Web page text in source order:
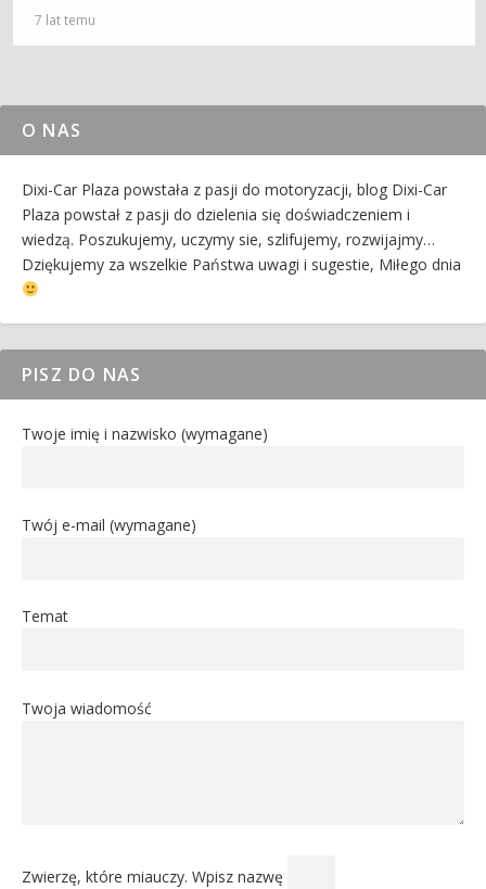
7 lat temu
O NAS
Dixi-Car Plaza powstała z pasji do motoryzacji, blog Dixi-Car
Plaza powstał z pasji do dzielenia się doświadczeniem i
wiedzą. Poszukujemy, uczymy sie, szlifujemy, rozwijajmy…
Dziękujemy za wszelkie Państwa uwagi i sugestie, Miłego dnia
PISZ DO NAS
Twoje imię i nazwisko (wymagane)
Twój e-mail (wymagane)
Temat
Twoja wiadomość
Zwierzę, które miauczy. Wpisz nazwę